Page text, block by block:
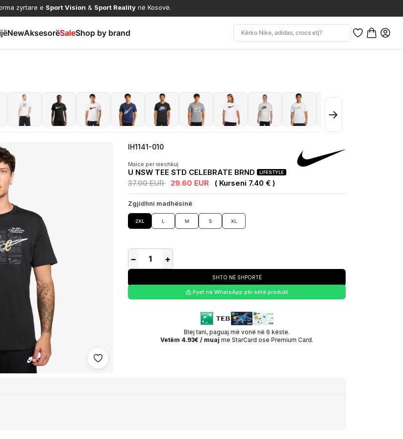
zyrtare e Sport Vision & Sport Reality në Kosovë.
NewAksesorëSaleShop by brand
→
Shto në wishlist
IH1141-010
Maice per meshkuj
U NSW TEE STD CELEBRATE BRND LIFESTYLE
37.00 EUR 29.60 EUR ( Kurseni 7.40 € )
Zgjidhni madhësinë
2XL L M S XL
− +
SHTO NË SHPORTË
📩 Pyet në WhatsApp për këtë produkt
Blej tani, paguaj më vonë në 6 këste.
Vetëm 4.93€ / muaj me StarCard ose Premium Card.